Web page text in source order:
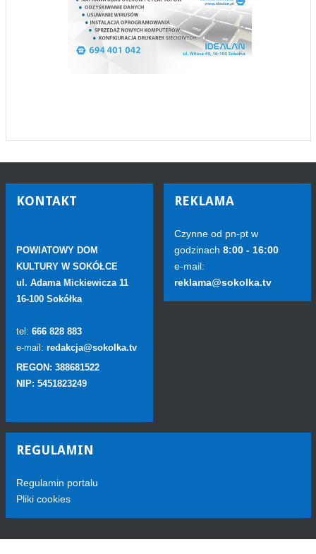
KONTAKT
POWIATOWY DOM
KULTURY W SOKÓŁCE
ul. Adama Mickiewicza 11
16-100 Sokółka
tel: 666 828 883
e-mail: redakcja@sokolka.tv
REGON: 388681522
NIP: 5451823249
REKLAMA
Czynne od pn-pt w
godzinach 8:00 - 16:00
e-mail:
reklama@sokolka.tv
REGULAMIN
Regulamin portalu
Pliki cookies